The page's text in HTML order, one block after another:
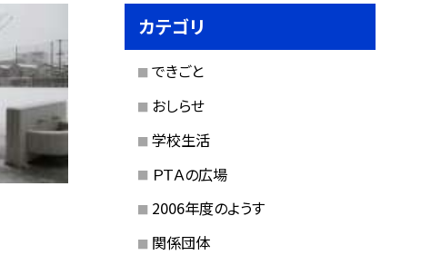
カテゴリ
できごと
おしらせ
学校生活
ＰＴＡの広場
2006年度のようす
関係団体